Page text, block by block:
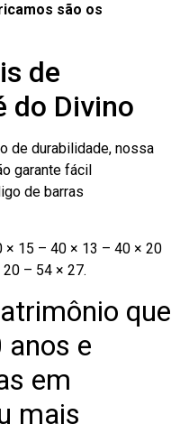
são os
de
do Divino
de durabilidade, nossa
garante fácil
de barras
15 – 40 × 13 – 40 × 20
– 54 × 27.
que
anos e
em
mais